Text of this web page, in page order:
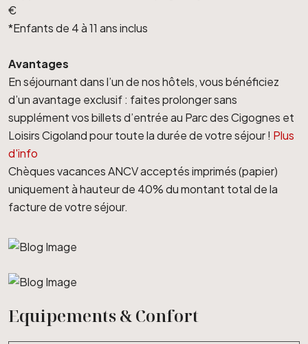
€
*Enfants de 4 à 11 ans inclus
Avantages
En séjournant dans l’un de nos hôtels, vous bénéficiez
d’un avantage exclusif : faites prolonger sans
supplément vos billets d’entrée au Parc des Cigognes et
Loisirs Cigoland pour toute la durée de votre séjour ! Plus
d'info
Chèques vacances ANCV acceptés imprimés (papier)
uniquement à hauteur de 40% du montant total de la
facture de votre séjour.
Equipements & Confort